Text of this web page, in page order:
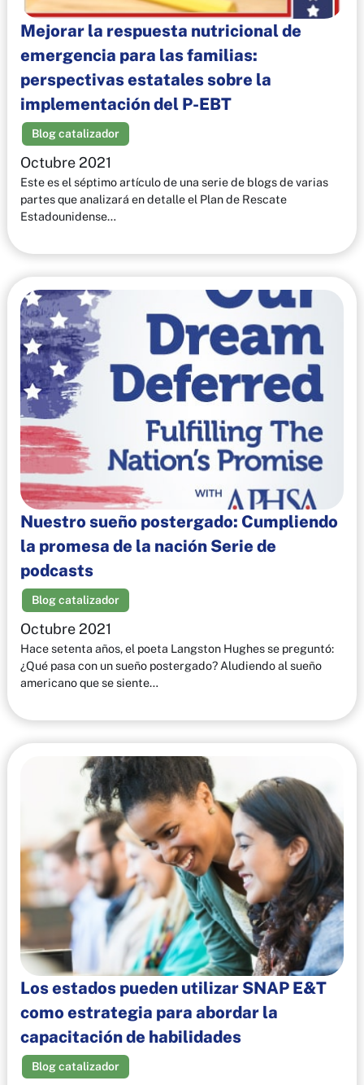
Mejorar la respuesta nutricional de
emergencia para las familias:
perspectivas estatales sobre la
implementación del P-EBT
Blog catalizador
Octubre 2021
Este es el séptimo artículo de una serie de blogs de varias
partes que analizará en detalle el Plan de Rescate
Estadounidense…
Nuestro sueño postergado: Cumpliendo
la promesa de la nación Serie de
podcasts
Blog catalizador
Octubre 2021
Hace setenta años, el poeta Langston Hughes se preguntó:
¿Qué pasa con un sueño postergado? Aludiendo al sueño
americano que se siente…
Los estados pueden utilizar SNAP E&T
como estrategia para abordar la
capacitación de habilidades
Blog catalizador